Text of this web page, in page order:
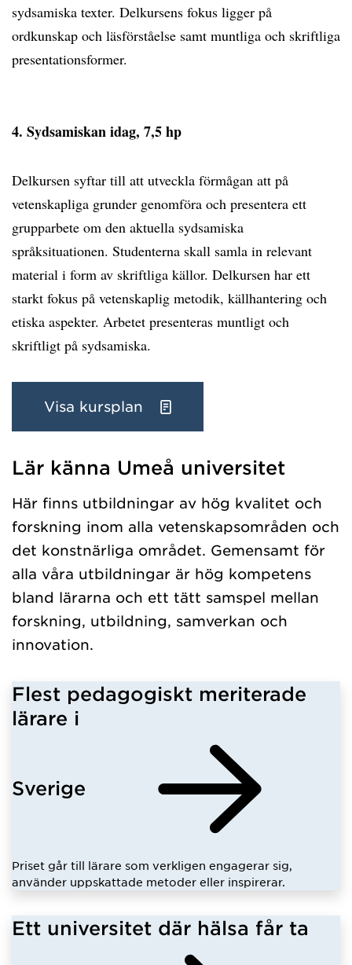
sydsamiska texter. Delkursens fokus ligger på
ordkunskap och läsförståelse samt muntliga och skriftliga
presentationsformer.
4. Sydsamiskan idag, 7,5 hp
Delkursen syftar till att utveckla förmågan att på
vetenskapliga grunder genomföra och presentera ett
grupparbete om den aktuella sydsamiska
språksituationen. Studenterna skall samla in relevant
material i form av skriftliga källor. Delkursen har ett
starkt fokus på vetenskaplig metodik, källhantering och
etiska aspekter. Arbetet presenteras muntligt och
skriftligt på sydsamiska.
Visa kursplan
Har hämtat kursochkurspaket.
Lär känna Umeå universitet
Här finns utbildningar av hög kvalitet och
forskning inom alla vetenskapsområden och
det konstnärliga området. Gemensamt för
alla våra utbildningar är hög kompetens
bland lärarna och ett tätt samspel mellan
forskning, utbildning, samverkan och
innovation.
Flest pedagogiskt meriterade
lärare i
Sverige
Priset går till lärare som verkligen engagerar sig,
använder uppskattade metoder eller inspirerar.
Ett universitet där hälsa får ta